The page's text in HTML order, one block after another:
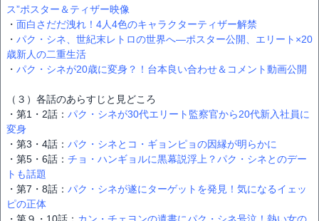
ス”ポスター＆ティザー映像
・ 面白さだだ洩れ！4人4色のキャラクターティザー解禁
・ パク・シネ、世紀末レトロの世界へ―ポスター公開、エリート×20
歳新人の二重生活
・ パク・シネが20歳に変身？！台本良い合わせ＆コメント動画公開
（３）各話のあらすじと見どころ
・第1・2話： パク・シネが30代エリート監察官から20代新入社員に
変身
・第3・4話： パク・シネとコ・ギョンピョの因縁が明らかに
・第5・6話： チョ・ハンギョルに黒幕説浮上？パク・シネとのデー
トも話題
・第7・8話： パク・シネが遂にターゲットを発見！気になるイェッ
ピの正体